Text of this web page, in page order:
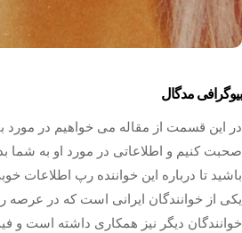
بیوگرافی مدگال
در این قسمت از مقاله می خواهیم در مورد
صحبت کنیم و اطلاعاتی در مورد او به شما
باشید تا درباره این خواننده رپ اطلاعات
یکی از خوانندگان ایرانی است که در عرصه
خوانندگان دیگر نیز همکاری داشته است و